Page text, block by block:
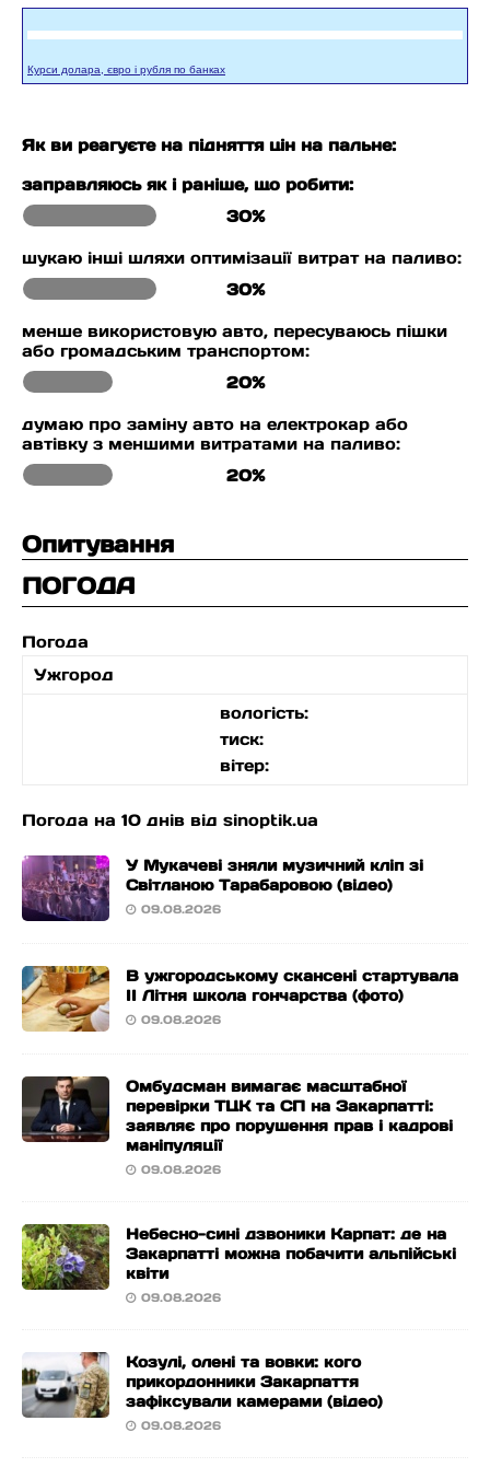
Курси долара, євро і рубля по банках
Як ви реагуєте на підняття цін на пальне:
заправляюсь як і раніше, що робити:
30%
шукаю інші шляхи оптимізації витрат на паливо:
30%
менше використовую авто, пересуваюсь пішки
або громадським транспортом:
20%
думаю про заміну авто на електрокар або
автівку з меншими витратами на паливо:
20%
Опитування
ПОГОДА
Погода
Ужгород
вологість:
тиск:
вітер:
Погода на 10 днів від sinoptik.ua
У Мукачеві зняли музичний кліп зі
Світланою Тарабаровою (відео)
09.08.2026
В ужгородському скансені стартувала
ІІ Літня школа гончарства (фото)
09.08.2026
Омбудсман вимагає масштабної
перевірки ТЦК та СП на Закарпатті:
заявляє про порушення прав і кадрові
маніпуляції
09.08.2026
Небесно-сині дзвоники Карпат: де на
Закарпатті можна побачити альпійські
квіти
09.08.2026
Козулі, олені та вовки: кого
прикордонники Закарпаття
зафіксували камерами (відео)
09.08.2026